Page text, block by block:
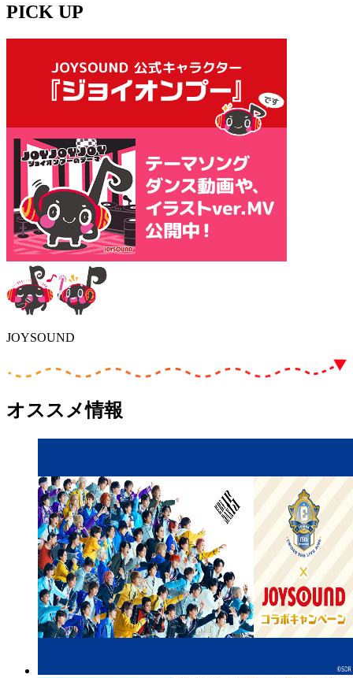
PICK UP
JOYSOUND
オススメ情報